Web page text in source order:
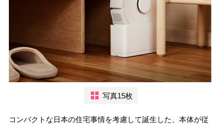
写真15枚
コンパクトな日本の住宅事情を考慮して誕生した、本体が従